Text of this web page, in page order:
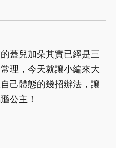
蓋兒加朵其實已經是三
理，今天就讓小編來大
己體態的幾招辦法，讓
公主！